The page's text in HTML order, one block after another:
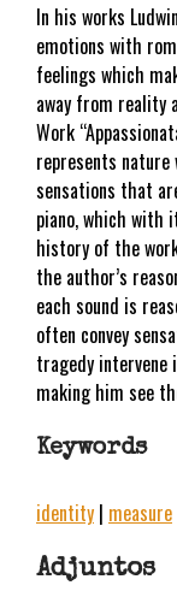
In his works
emotions with
feelings which
away from reality
Work
represents
sensations that
piano, which
history of the
the author’s
each sound is
often convey
tragedy intervene
making him see
Keywords
identity | measure
Adjuntos